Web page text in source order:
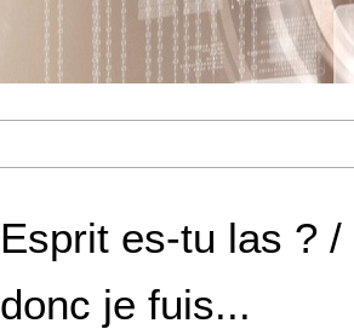
Esprit es-tu las ? /
donc je fuis...